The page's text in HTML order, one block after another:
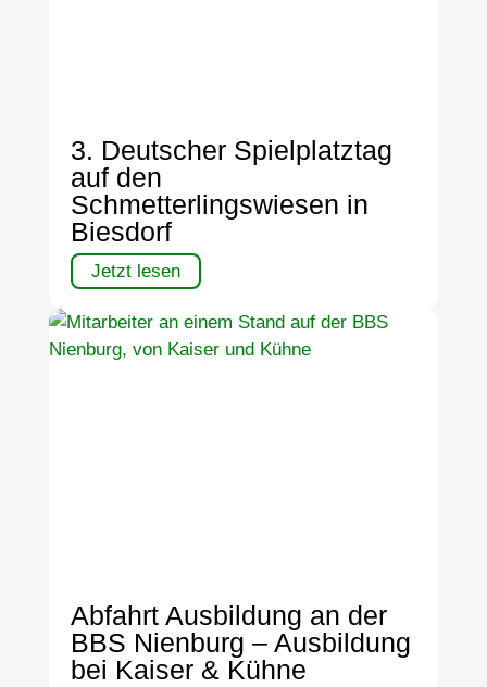
3. Deutscher Spielplatztag
auf den
Schmetterlingswiesen in
Biesdorf
Jetzt lesen
Abfahrt Ausbildung an der
BBS Nienburg – Ausbildung
bei Kaiser & Kühne